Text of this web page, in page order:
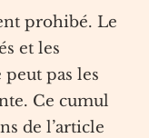
prohibé. Le
et les
pas les
Ce cumul
de l’article